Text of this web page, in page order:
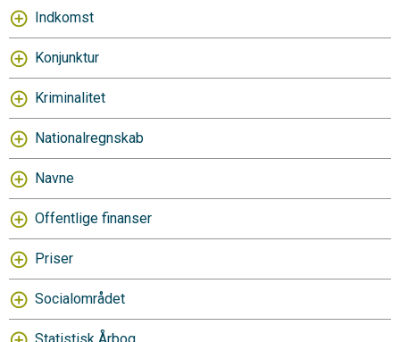
Indkomst
Konjunktur
Kriminalitet
Nationalregnskab
Navne
Offentlige finanser
Priser
Socialområdet